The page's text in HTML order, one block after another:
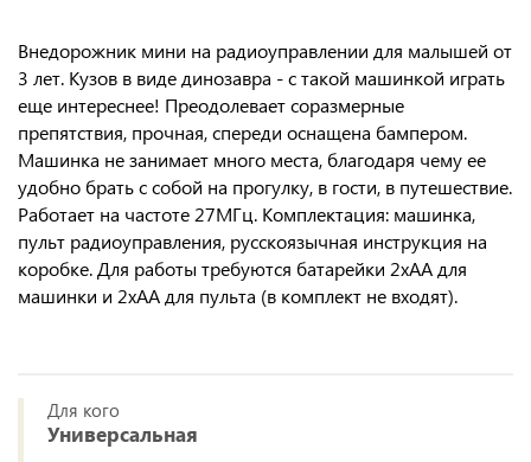
Внедорожник мини на радиоуправлении для малышей от
3 лет. Кузов в виде динозавра - с такой машинкой играть
еще интереснее! Преодолевает соразмерные
препятствия, прочная, спереди оснащена бампером.
Машинка не занимает много места, благодаря чему ее
удобно брать с собой на прогулку, в гости, в путешествие.
Работает на частоте 27МГц. Комплектация: машинка,
пульт радиоуправления, русскоязычная инструкция на
коробке. Для работы требуются батарейки 2хАА для
машинки и 2хАА для пульта (в комплект не входят).
Для кого
Универсальная